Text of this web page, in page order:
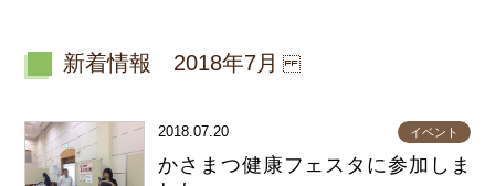
新着情報 2018年7月
2018.07.20 イベント
かさまつ健康フェスタに参加しま